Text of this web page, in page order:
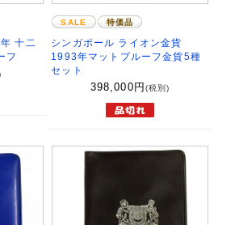
十二
フ
SALE 特価品
シンガポール ライオン金貨
1993年マットプルーフ金貨5種
セット
398,000 円 (税別)